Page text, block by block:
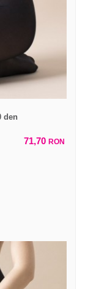
den
71,70 RON